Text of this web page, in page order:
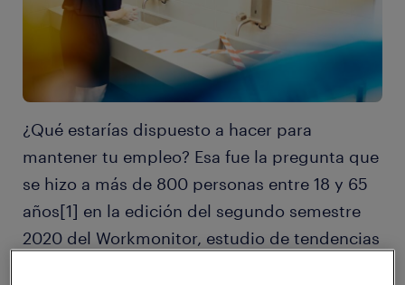
¿Qué estarías dispuesto a hacer para
mantener tu empleo? Esa fue la pregunta que
se hizo a más de 800 personas entre 18 y 65
años[1] en la edición del segundo semestre
2020 del Workmonitor, estudio de tendencias